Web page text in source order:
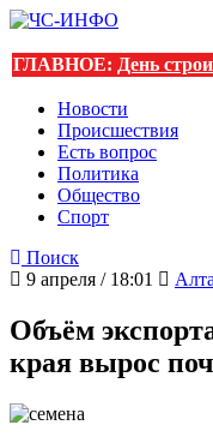
ГЛАВНОЕ: День
Новости
Происшествия
Есть вопрос
Политика
Общество
Спорт
Поиск
9 апреля / 18:01
Объём
края вырос